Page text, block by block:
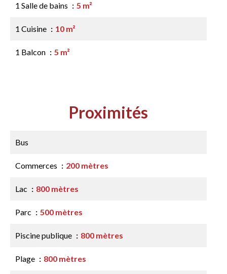
1 Salle de bains 5 m²
1 Cuisine 10 m²
1 Balcon 5 m²
Proximités
Bus
Commerces 200 mètres
Lac 800 mètres
Parc 500 mètres
Piscine publique 800 mètres
Plage 800 mètres